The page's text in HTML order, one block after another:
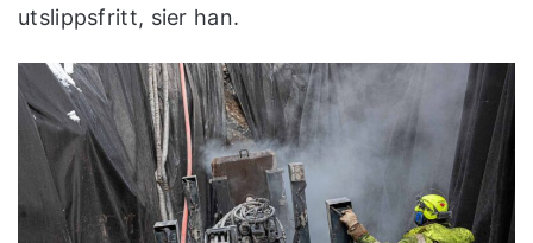
utslippsfritt, sier han.